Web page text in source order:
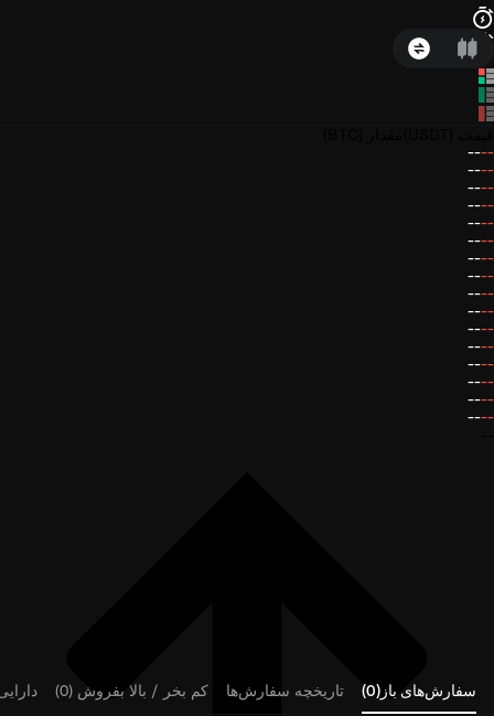
--
--
--
--
--
--
--
--
--
--
--
--
--
--
--
--
--
--
--
--
--
--
--
--
--
--
--
--
--
--
--
--
سفارش‌های باز(0) تاریخچه سفارش‌ها کم بخر / بالا بفروش (0)